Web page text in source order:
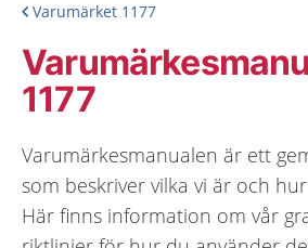
Varumärket 1177
1177
Varumärkesmanualen är ett
som beskriver vilka vi är och
Här finns information om vår